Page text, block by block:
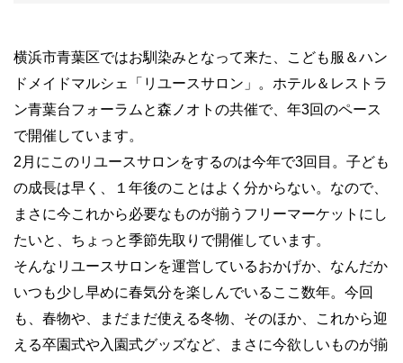
横浜市青葉区ではお馴染みとなって来た、こども服＆ハン
ドメイドマルシェ「リユースサロン」。ホテル＆レストラ
ン青葉台フォーラムと森ノオトの共催で、年3回のペース
で開催しています。
2月にこのリユースサロンをするのは今年で3回目。子ども
の成長は早く、１年後のことはよく分からない。なので、
まさに今これから必要なものが揃うフリーマーケットにし
たいと、ちょっと季節先取りで開催しています。
そんなリユースサロンを運営しているおかげか、なんだか
いつも少し早めに春気分を楽しんでいるここ数年。今回
も、春物や、まだまだ使える冬物、そのほか、これから迎
える卒園式や入園式グッズなど、まさに今欲しいものが揃